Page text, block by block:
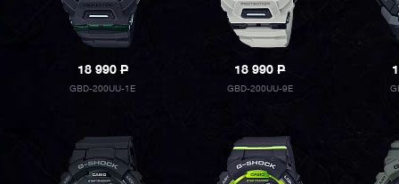
18 990P
GBD-200UU-1E
18 990P
GBD-200UU-9E